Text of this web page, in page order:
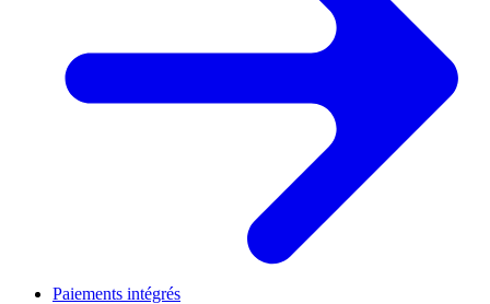
Paiements intégrés